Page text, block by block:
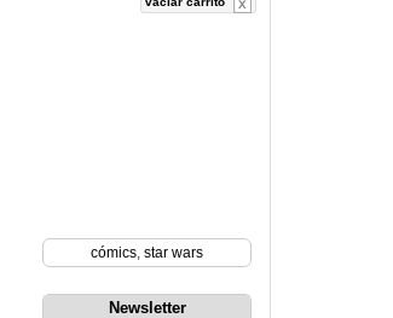
cómics, star wars
Newsletter